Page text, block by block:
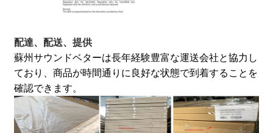
配達、配送、提供
蘇州サウンドベターは長年経験豊富な運送会社と協力し
ており、商品が時間通りに良好な状態で到着することを
確認できます。